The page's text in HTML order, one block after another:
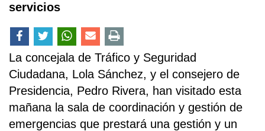
servicios
La concejala de Tráfico y Seguridad
Ciudadana, Lola Sánchez, y el consejero de
Presidencia, Pedro Rivera, han visitado esta
mañana la sala de coordinación y gestión de
emergencias que prestará una gestión y un